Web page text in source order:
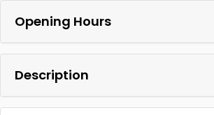
Opening Hours
Description